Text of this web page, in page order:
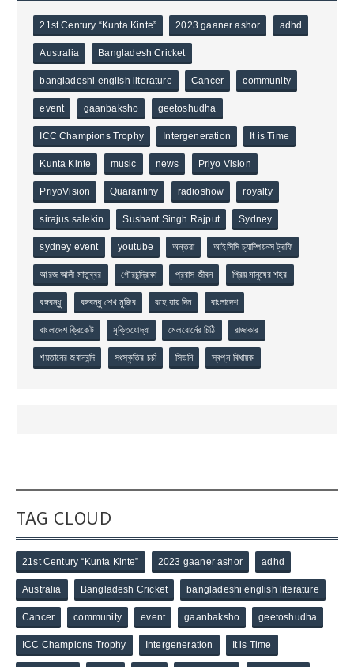
21st Century “Kunta Kinte” 2023 gaaner ashor adhd
Australia Bangladesh Cricket
bangladeshi english literature Cancer community
event gaanbaksho geetoshudha
ICC Champions Trophy Intergeneration It is Time
Kunta Kinte music news Priyo Vision
PriyoVision Quarantiny radioshow royalty
sirajus salekin Sushant Singh Rajput Sydney
sydney event youtube অন্তরা আইসিসি চ্যাম্পিয়নস ট্রফি
আরজ আলী মাতুব্বর গৌরচন্দ্রিকা প্রবাস জীবন প্রিয় মানুষের শহর
বঙ্গবন্ধু বঙ্গবন্ধু শেখ মুজিব বহে যায় দিন বাংলাদেশ
বাংলাদেশ ক্রিকেট মুক্তিযোদ্ধা মেলবোর্নের চিঠি রাজাকার
শয়তানের জবানবন্দি সংস্কৃতির চর্চা সিডনি স্বপ্ন-বিধায়ক
TAG CLOUD
21st Century “Kunta Kinte” 2023 gaaner ashor adhd
Australia Bangladesh Cricket bangladeshi english literature
Cancer community event gaanbaksho geetoshudha
ICC Champions Trophy Intergeneration It is Time